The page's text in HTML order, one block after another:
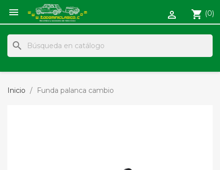
 shopping_cart (0)

search
Inicio Funda palanca cambio